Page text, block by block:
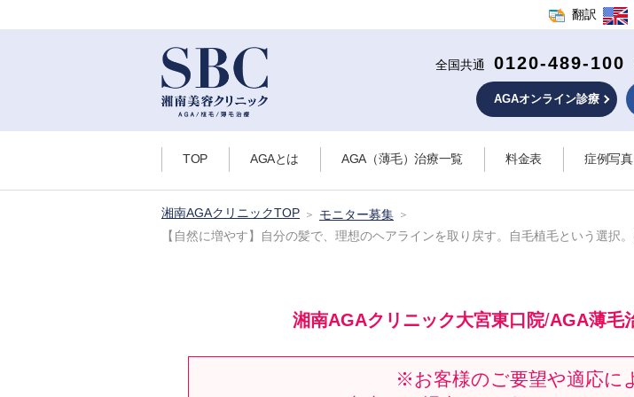
翻訳
全国共通
0120-489-100
AGAオンライン診療
TOP AGAとは AGA（薄毛）治療一覧 料金表 症例写真
湘南AGAクリニックTOP
モニター募集
【自然に増やす】自分の髪で、理想のヘアラインを取り戻す。自毛植毛という選択
湘南AGAクリニック大宮東口院/AGA薄毛
※お客様のご要望や適応に